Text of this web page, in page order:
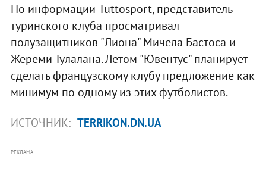
По информации Tuttosport, представитель
туринского клуба просматривал
полузащитников "Лиона" Мичела Бастоса и
Жереми Тулалана. Летом "Ювентус" планирует
сделать французскому клубу предложение как
минимум по одному из этих футболистов.
ИСТОЧНИК: TERRIKON.DN.UA
РЕКЛАМА